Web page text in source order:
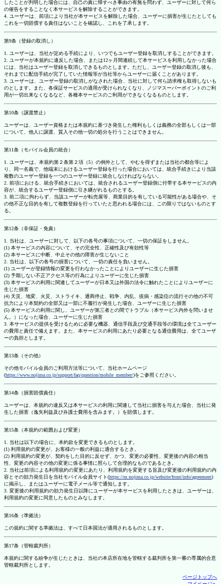
したことが判明した場合には、自己の責に帰すべき事由の有無を問わず、ユーザーに対して何ら
の催告をすることなく本サービスを解除することができます。
4. ユーザーは、前項により当社が本サービスを解除した場合、ユーザーに損害が生じたとしても
これを一切賠償する責任はないことを確認し、これを了承します。
第9条（登録の取消し）
1. ユーザーは、当社が定める手続により、いつでもユーザー登録を取消しすることができます。
2. ユーザーが本規約に違反した場合、または12ヶ月間連続して本サービスを利用しなかった場合
には、当社はユーザー登録を取消しできるものとします。ただし、ユーザー登録の取消し後も、
それまでに配信手続が完了していた情報等が当社等からユーザーに届くことがあります。
3. ユーザーは、ユーザー登録の取消しがなされた場合、当社に対して何ら請求権も取得しないも
のとします。また、各保証サービスの適用が受けられなくなり、ノジマスーパーポイントのご利
用が一切出来なくなるなど、各種本サービスのご利用ができなくなるものとします。
第10条（譲渡禁止）
ユーザーは、ユーザー資格または本規約に基づき発生した権利もしくは義務の全部もしくは一部
について、他人に譲渡、質入その他一切の処分を行うことはできません。
第11条（モバイル会員の統合）
1. ユーザーは、本規約第２条第２項（5）の例外として、やむを得ずまたは当社の都合等によ
り、同一名義で、他端末におけるユーザー登録を行った場合においては、統合手続きにより当該
複数のユーザー登録を一つのユーザー登録に統合しなければならない。
2. 前項における、統合手続きにおいては、統合されるユーザー登録側に付帯する本サービスの内
容が、統合するユーザー登録側に引き継がれるものとする。
3. 前二項に拘わらず、当該ユーザーが転売屋等、商業目的を有している可能性がある場合や、そ
の他不正な目的を有して複数登録を行っていたと思われる場合には、この限りではないものとす
る。
第12条（非保証・免責）
1. 当社は、ユーザーに対して、以下の各号の事項について、一切の保証をしません。
(1) 本サービスの内容について、その完全性、正確性及び有効性等
(2) 本サービスに中断、中止その他の障害が生じないこと
2. 当社は、以下の各号の損害について、一切の責任を負いません。
(1) ユーザーが登録情報の変更を行わなかったことによりユーザーに生じた損害
(2) 予期しない不正アクセス等の行為によりユーザーに生じた損害
(3) 本サービスの利用に関連してユーザーが日本又は外国の法令に触れたことによりユーザーに
生じた損害
(4) 天災、地変、火災、ストライキ、通商停止、戦争、内乱、疫病・感染症の流行その他の不可
抗力により本契約の全部又は一部に不履行が発生した場合、ユーザーに生じた損害
(5) 本サービスの利用に関し、ユーザーが第三者との間でトラブル（本サービス内外を問いませ
ん。）になった場合、ユーザーに生じた損害
3. 本サービスの提供を受けるために必要な機器、通信手段及び交通手段等の環境は全てユーザー
の費用と責任で備えます。また、本サービスの利用にあたり必要となる通信費用は、全てユーザ
ーの負担とします。
第13条（その他）
その他モバイル会員のご利用方法等について、当社ホームページ
(https://www.nojima.co.jp/support/faq/question/mobile_member/)をご参照ください。
第14条（損害賠償責任）
ユーザーは、本規約の違反又は本サービスの利用に関連して当社に損害を与えた場合、当社に発
生した損害（逸失利益及び弁護士費用を含みます。）を賠償します。
第15条（本規約の範囲および変更）
1. 当社は以下の場合に、本約款を変更できるものとします。
(1) 利用規約の変更が、お客様の一般の利益に適合するとき。
(2) 利用規約の変更が、契約をした目的に反せず、かつ、変更の必要性、変更後の内容の相当
性、変更の内容その他の変更に係る事情に照らして合理的なものであるとき。
2. 当社は前項による利用規約の変更にあたり、利用規約を変更する旨及び変更後の利用規約の内
容とその効力発生日を当社モバイル会員サイト(https://m.nojima.co.jp/website/front/info/agreement)
に掲示し、またはユーザーに電子メール等で通知します。
3. 変更後の利用規約の効力発生日以降にユーザーが本サービスを利用したときは、ユーザーは、
利用規約の変更に同意したものとみなします。
第16条（準拠法）
この規約に関する準拠法は、すべて日本国法が適用されるものとします。
第17条（管轄裁判所）
本規約に関する紛争が生じたときは、当社の本店所在地を管轄する裁判所を第一審の専属的合意
管轄裁判所とします。
ページトップへ